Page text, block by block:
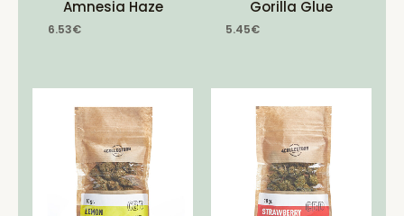
Amnesia Haze
6.53€
Gorilla Glue
5.45€